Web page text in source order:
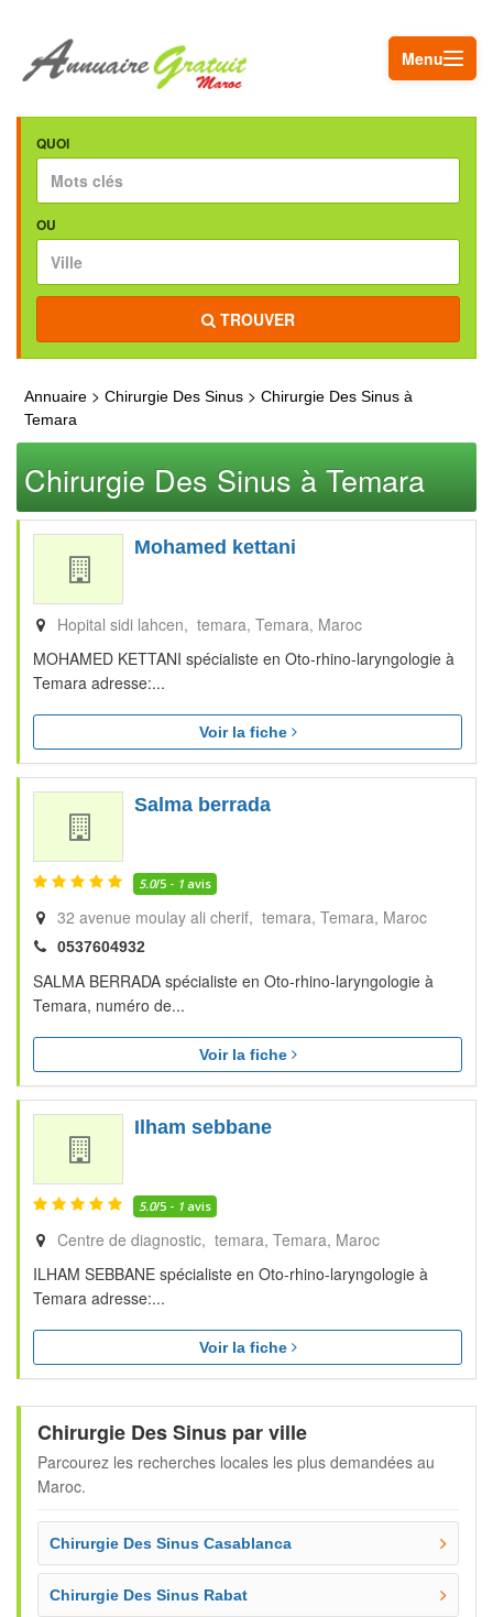
Menu
QUOI
OU
TROUVER
Annuaire > Chirurgie Des Sinus > Chirurgie Des Sinus à
Temara
Chirurgie Des Sinus à Temara
Mohamed kettani
Hopital sidi lahcen, temara Temara Maroc
MOHAMED KETTANI spécialiste en Oto-rhino-laryngologie à
Temara adresse:...
Voir la fiche
Salma berrada
5.0/5 - 1 avis
32 avenue moulay ali cherif, temara Temara Maroc
0537604932
SALMA BERRADA spécialiste en Oto-rhino-laryngologie à
Temara, numéro de...
Voir la fiche
Ilham sebbane
5.0/5 - 1 avis
Centre de diagnostic, temara Temara Maroc
ILHAM SEBBANE spécialiste en Oto-rhino-laryngologie à
Temara adresse:...
Voir la fiche
Chirurgie Des Sinus par ville
Parcourez les recherches locales les plus demandées au
Maroc.
Chirurgie Des Sinus Casablanca
Chirurgie Des Sinus Rabat